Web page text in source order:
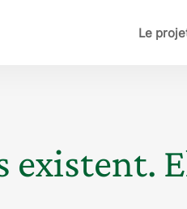
Le
existent.